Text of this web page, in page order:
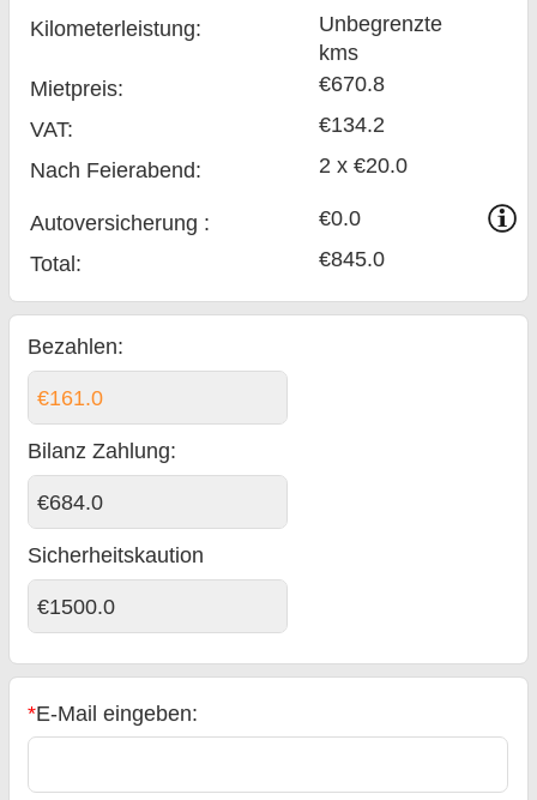
Kilometerleistung:
Unbegrenzte
kms
Mietpreis:
€670.8
VAT:
€134.2
Nach Feierabend:
2 x €20.0
Auto­versicherung :
€0.0
Total: €845.0
Bezahlen:
€161.0
Bilanz Zahlung:
€684.0
Sicherheitskaution
€1500.0
*E-Mail eingeben: